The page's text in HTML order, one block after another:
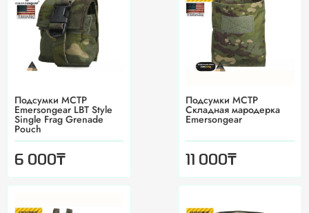
Подсумки MCTP
Emersongear LBT Style
Single Frag Grenade
Pouch
6 000₸
Подсумки MCTP
Складная мародерка
Emersongear
11 000₸